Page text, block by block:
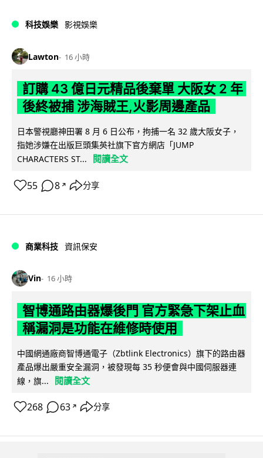
科技娛樂 影視娛樂
Lawton 16 小時
訂購 43 億日元精品後棄單 大阪女 2 年
後終被捕 涉海賊王,火影周邊產品
日本警視廳神田署 8 月 6 日公布，拘捕一名 32 歲大阪女子，
指她涉嫌在出版巨頭集英社旗下官方網店「JUMP
CHARACTERS ST...
閱讀全文
55 8 ↗ 分享
商業科技 資訊保安
Vin 16 小時
智博通路由器爆後門 官方緊急下架止血
稱漏洞是功能在維修時使用
中國網通廠商智博通電子（Zbtlink Electronics）旗下的路由器
產品爆出嚴重安全漏洞，被發現每 35 秒便會與中國伺服器連
線，旗...
閱讀全文
268 63 ↗ 分享